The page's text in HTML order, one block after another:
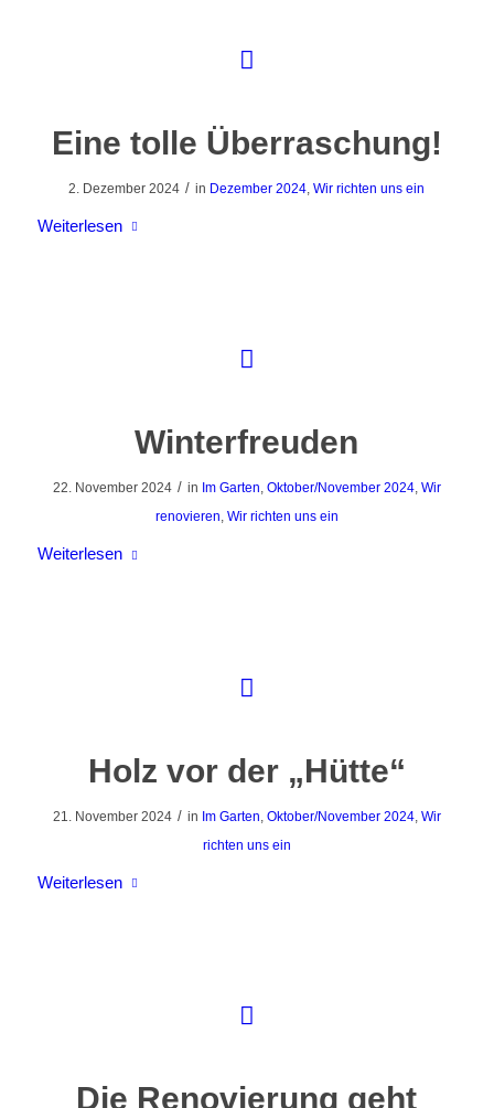
Eine tolle Überraschung!
2. Dezember 2024 / in Dezember 2024 ,Wir richten uns ein
Weiterlesen
Winterfreuden
22. November 2024 / in Im Garten, Oktober/November 2024, Wir
renovieren, Wir richten uns ein
Weiterlesen
Holz vor der „Hütte“
21. November 2024 / in Im Garten Oktober/November 2024, Wir
richten uns ein
Weiterlesen
Die Renovierung geht